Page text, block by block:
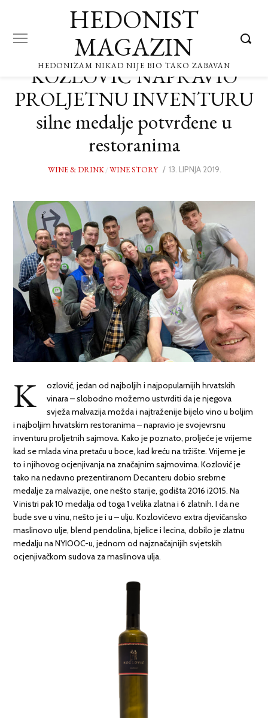
HEDONIST
MAGAZIN
HEDONIZAM NIKAD NIJE BIO TAKO ZABAVAN
KOZLOVIĆ NAPRAVIO
PROLJETNU INVENTURU
silne medalje potvrđene u
restoranima
WINE & DRINK/WINE STORY
POSTED
13. LIPNJA 2019.
K
ozlović, jedan od najboljih i najpopularnijih hrvatskih
vinara – slobodno možemo ustvrditi da je njegova
svježa malvazija možda i najtraženije bijelo vino u boljim
i najboljim hrvatskim restoranima – napravio je svojevrsnu
inventuru proljetnih sajmova. Kako je poznato, proljeće je vrijeme
kad se mlada vina pretaču u boce, kad kreću na tržište. Vrijeme je
to i njihovog ocjenjivanja na značajnim sajmovima. Kozlović je
tako na nedavno prezentiranom Decanteru dobio srebrne
medalje za malvazije, one nešto starije, godišta 2016 i2015. Na
Vinistri pak 10 medalja od toga 1 velika zlatna i 6 zlatnih. I da ne
bude sve u vinu, nešto je i u – ulju. Kozlovićevo extra djevičansko
maslinovo ulje, blend pendolina, bjelice i lecina, dobilo je zlatnu
medalju na NYIOOC-u, jednom od najznačajnijih svjetskih
ocjenjivačkom sudova za maslinova ulja.